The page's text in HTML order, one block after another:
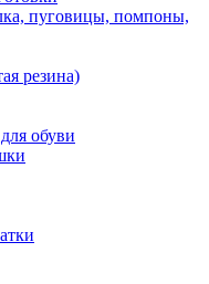
пуговицы, помпоны,
резина)
обуви